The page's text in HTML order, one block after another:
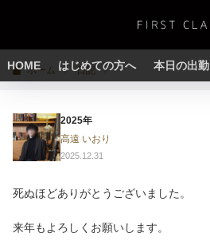
HOME はじめての方へ 本日の出勤
ホーム 日記
2025年
高遠 いおり
2025.12.31
死ぬほどありがとうございました。
来年もよろしくお願いします。